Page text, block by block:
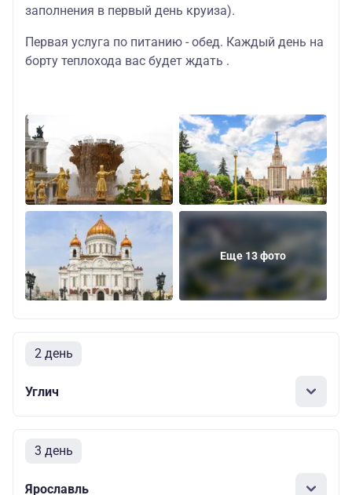
заполнения в первый день круиза).
Первая услуга по питанию - обед. Каждый день на
борту теплохода вас будет ждать .
Еще 13 фото
2 день
Углич
3 день
Ярославль